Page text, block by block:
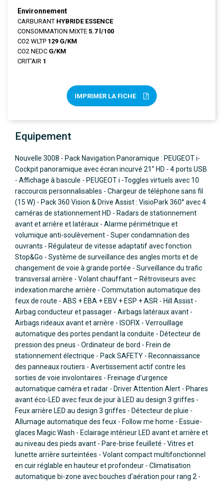
Environnement
CARBURANT HYBRIDE ESSENCE
CONSOMMATION MIXTE 5.7 l/100
CO2 WLTP 129 G/KM
CO2 NEDC G/KM
CRIT'AIR 1
IMPRIMER LA FICHE
Equipement
Nouvelle 3008 - Pack Navigation Panoramique : PEUGEOT i-
Cockpit panoramique avec écran incurvé 21'' HD - 4 ports USB
- Affichage à bascule - PEUGEOT i -Toggles virtuels avec 10
raccourcis personnalisables - Chargeur de téléphone sans fil
(15 W) - Pack 360 Vision & Drive Assist : VisioPark 360° avec 4
caméras de stationnement HD - Radars de stationnement
avant et arrière et latéraux - Alarme périmétrique et
volumique anti-soulèvement - Super condamnation des
ouvrants - Régulateur de vitesse adaptatif avec fonction
Stop&Go - Système de surveillance des angles morts et de
changement de voie à grande portée - Surveillance du trafic
transversal arrière - Volant chauffant – Rétroviseurs avec
indexation marche arrière - Commutation automatique des
feux de route - ABS + EBA + EBV + ESP + ASR - Hill Assist -
Airbag conducteur et passager - Airbags latéraux avant -
Airbags rideaux avant et arrière - ISOFIX - Verrouillage
automatique des portes pendant la conduite - Détecteur de
pression des pneus - Ordinateur de bord - Frein de
stationnement électrique - Pack SAFETY - Reconnaissance
des panneaux routiers - Avertissement actif contre les
sorties de voie involontaires - Freinage d'urgence
automatique caméra et radar - Driver Attention Alert - Phares
avant éco-LED avec feux de jour à LED au design 3 griffes -
Feux arrière LED au design 3 griffes - Détecteur de pluie -
Allumage automatique des feux - Follow me home - Essuie-
glaces Magic Wash - Eclairage intérieur LED avant et arrière et
au niveau des pieds avant - Pare-brise feuilleté - Vitres et
lunette arrière surteintées - Volant compact multifonctionnel
en cuir réglable en hauteur et profondeur - Climatisation
automatique bi-zone avec bouches d'aération pour rang 2 -